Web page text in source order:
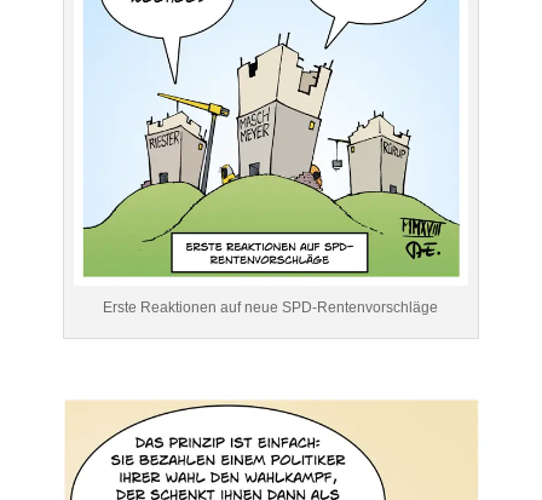
Erste Reaktionen auf neue SPD-Rentenvorschläge